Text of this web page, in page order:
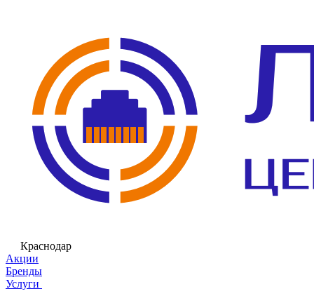
Краснодар
Акции
Бренды
Услуги